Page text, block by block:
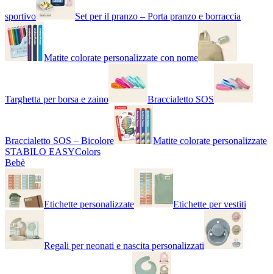
sportivo Set per il pranzo – Porta pranzo e borraccia
Matite colorate personalizzate con nome
Targhetta per borsa e zaino Braccialetto SOS
Braccialetto SOS – Bicolore
Matite colorate personalizzate
STABILO EASYColors
Bebè
Etichette personalizzate Etichette per vestiti
Regali per neonati e nascita personalizzati